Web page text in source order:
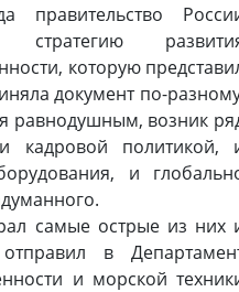
стратегию
которую
документ по-
равнодушным, возник
кадровой политикой,
и
самые острые из них
в
и морской